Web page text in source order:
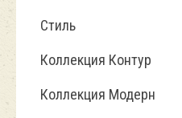
Стиль
Коллекция Контур
Коллекция Модерн